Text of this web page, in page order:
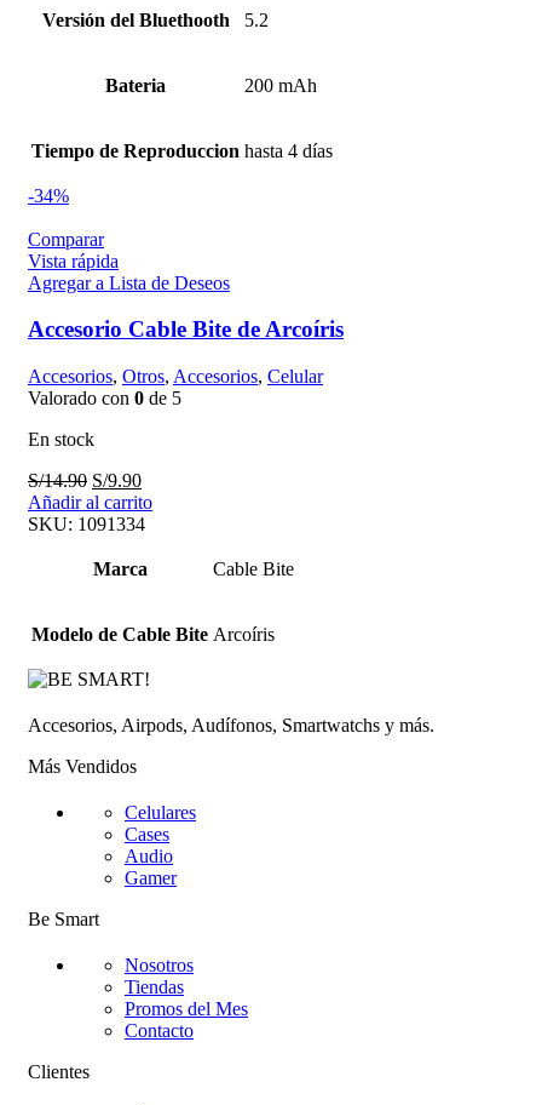
Versión del Bluethooth 5.2
Bateria 200 mAh
Tiempo de Reproduccion hasta 4 días
-34%
Comparar
Vista rápida
Agregar a Lista de Deseos
Accesorio Cable Bite de Arcoíris
Accesorios, Otros, Accesorios, Celular
Valorado con 0 de 5
En stock
S/14.90 El
precio
original
S/14.90.
S/9.90El
precio
actual
S/9.90.
Añadir al carrito
SKU: 1091334
Marca Cable Bite
Modelo de Cable Bite Arcoíris
Accesorios, Airpods, Audífonos, Smartwatchs y más.
Más Vendidos
Celulares
Cases
Audio
Gamer
Be Smart
Nosotros
Tiendas
Promos del Mes
Contacto
Clientes